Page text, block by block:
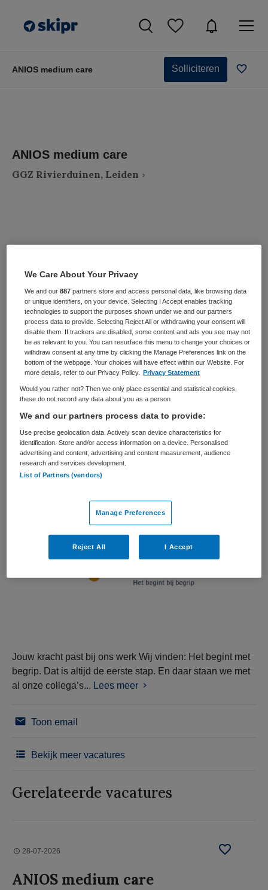
ANIOS medium care Solliciteren
ANIOS medium care
GGZ Rivierduinen, Leiden
Zelfstandige kliniek Tijdelijk dienstverband
PLAATSINGSDATUM
6 november 2025
NIVEAU
WO
Starter Niet nader bepaald
Vacature niet beschikbaar
Deze vacature ANIOS medium care bij GGZ Rivierduinen
is niet meer actueel. Hieronder staan enkele vergelijkbare
vacatures die voor u wellicht interessant zijn.
Jouw kracht past bij ons werk Wij vinden: Het begint met
begrip. Dat is altijd de eerste stap. En daar staan we met
al onze collega’s... Lees meer
Toon email
Bekijk meer vacatures
Gerelateerde vacatures
28-07-2026
ANIOS medium care
We Care About Your Privacy
We and our887 partners store and access personal data, like browsing data
or unique identifiers, on your device. Selecting I Accept enables tracking
technologies to support the purposes shown under we and our partners
process data to provide. Selecting Reject All or withdrawing your consent will
disable them. If trackers are disabled, some content and ads you see may not
be as relevant to you. You can resurface this menu to change your choices or
withdraw consent at any time by clicking the Manage Preferences link on the
bottom of the webpage. Your choices will have effect within our Website. For
more details, refer to our Privacy Policy.
Privacy Statement
Would you rather not? Then we only place essential and statistical cookies,
these do not record any data about you as a person
We and our partners process data to provide:
Use precise geolocation data. Actively scan device characteristics for
identification. Store and/or access information on a device. Personalised
advertising and content, advertising and content measurement, audience
research and services development.
List of Partners (vendors)
Manage Preferences
Reject All I Accept